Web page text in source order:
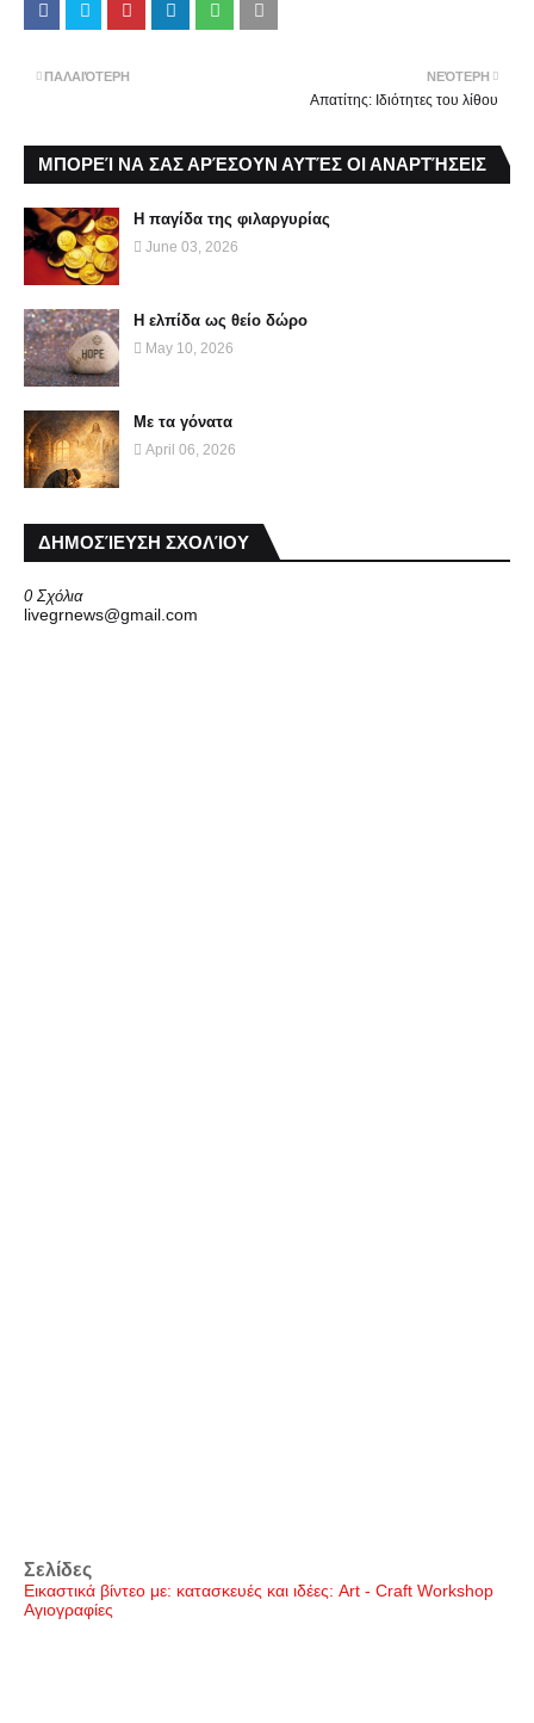
ΝΕΌΤΕΡΗ
Απατίτης: Ιδιότητες του λίθου
ΠΑΛΑΙΌΤΕΡΗ
ΜΠΟΡΕΊ ΝΑ ΣΑΣ ΑΡΈΣΟΥΝ ΑΥΤΈΣ ΟΙ ΑΝΑΡΤΉΣΕΙΣ
Η παγίδα της φιλαργυρίας
June 03, 2026
Η ελπίδα ως θείο δώρο
May 10, 2026
Με τα γόνατα
April 06, 2026
ΔΗΜΟΣΊΕΥΣΗ ΣΧΟΛΊΟΥ
0 Σχόλια
livegrnews@gmail.com
Σελίδες
Εικαστικά βίντεο με: κατασκευές και ιδέες: Art - Craft Workshop
Αγιογραφίες